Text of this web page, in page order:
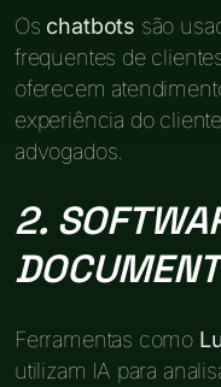
Os chatbots são
frequentes de
oferecem
experiência do
advogados.
2.
Ferramentas como
utilizam IA para